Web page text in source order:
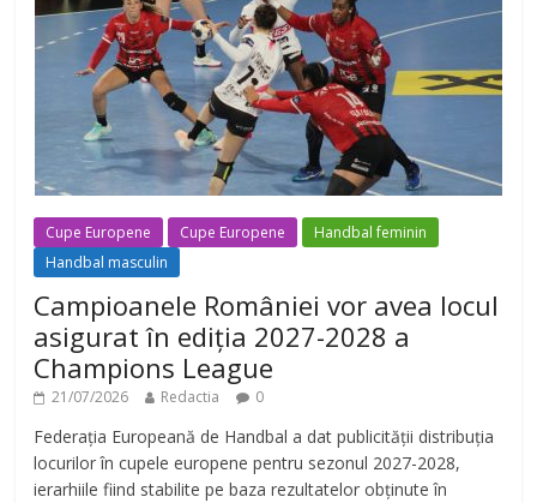
Cupe Europene Cupe Europene
Handbal feminin
Handbal masculin
Campioanele României vor avea locul
asigurat în ediția 2027-2028 a
Champions League
21/07/2026 Redactia 0
Federația Europeană de Handbal a dat publicității distribuția
locurilor în cupele europene pentru sezonul 2027-2028,
ierarhiile fiind stabilite pe baza rezultatelor obținute în